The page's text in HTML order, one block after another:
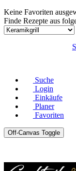
Keine Favoriten
Finde Rezepte aus
Suche
Login
Einkäufe
Planer
Favoriten
Off-Canvas Toggle